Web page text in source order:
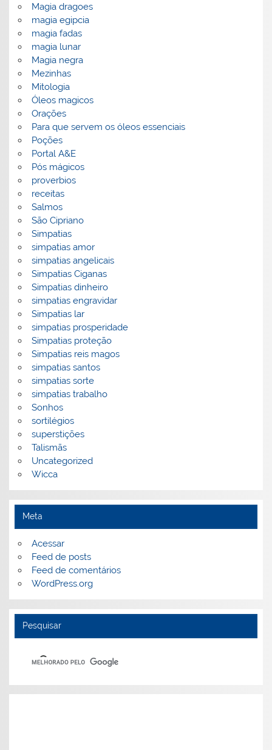
Magia dragoes
magia egipcia
magia fadas
magia lunar
Magia negra
Mezinhas
Mitologia
Óleos magicos
Orações
Para que servem os óleos essenciais
Poções
Portal A&E
Pós mágicos
proverbios
receitas
Salmos
São Cipriano
Simpatias
simpatias amor
simpatias angelicais
Simpatias Ciganas
Simpatias dinheiro
simpatias engravidar
Simpatias lar
simpatias prosperidade
Simpatias proteção
Simpatias reis magos
simpatias santos
simpatias sorte
simpatias trabalho
Sonhos
sortilégios
superstições
Talismãs
Uncategorized
Wicca
Meta
Acessar
Feed de posts
Feed de comentários
WordPress.org
Pesquisar